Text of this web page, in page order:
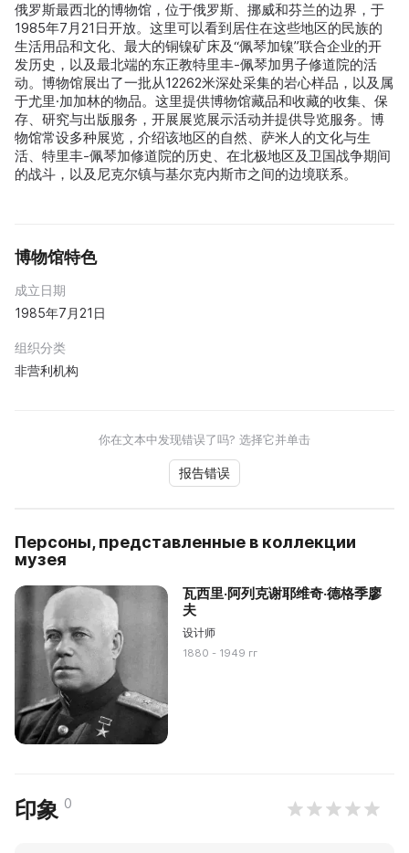
俄罗斯最西北的博物馆，位于俄罗斯、挪威和芬兰的边界，于
1985年7月21日开放。这里可以看到居住在这些地区的民族的
生活用品和文化、最大的铜镍矿床及“佩琴加镍”联合企业的开
发历史，以及最北端的东正教特里丰-佩琴加男子修道院的活
动。博物馆展出了一批从12262米深处采集的岩心样品，以及属
于尤里·加加林的物品。这里提供博物馆藏品和收藏的收集、保
存、研究与出版服务，开展展览展示活动并提供导览服务。博
物馆常设多种展览，介绍该地区的自然、萨米人的文化与生
活、特里丰-佩琴加修道院的历史、在北极地区及卫国战争期间
的战斗，以及尼克尔镇与基尔克内斯市之间的边境联系。
博物馆特色
成立日期
1985年7月21日
组织分类
非营利机构
你在文本中发现错误了吗? 选择它并单击
报告错误
Персоны, представленные в коллекции
музея
瓦西里·阿列克谢耶维奇·德格季廖
夫
设计师
1880 - 1949 гг
印象 0